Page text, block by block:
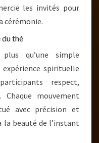
les invités pour
cérémonie.
du thé
qu’une simple
spirituelle
respect,
mouvement
avec précision et
beauté de l’instant